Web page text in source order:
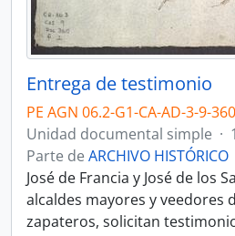
Entrega de testimonio
PE AGN 06.2-G1-CA-AD-3-9-360
Unidad documental simple ·
Parte de ARCHIVO HISTÓRICO
José de Francia y José de los
alcaldes mayores y veedores
zapateros, solicitan